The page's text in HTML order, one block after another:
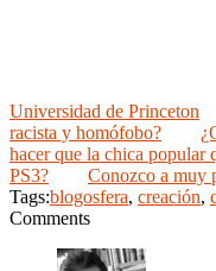
Universidad de Princeton
racista y homófobo?
hacer que la chica popular
PS3?
Conozco a muy
Tags:blogosfera, creación,
Comments